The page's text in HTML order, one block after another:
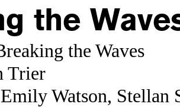
the
the Waves
Trier
Watson, Stellan